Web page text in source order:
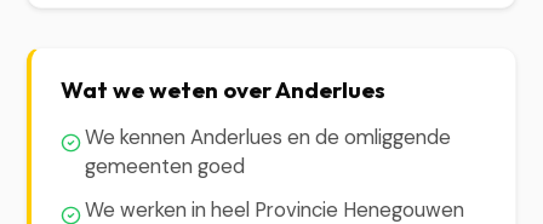
Wat we weten over Anderlues
We kennen Anderlues en de omliggende
gemeenten goed
We werken in heel Provincie Henegouwen